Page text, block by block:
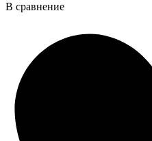
В сравнение